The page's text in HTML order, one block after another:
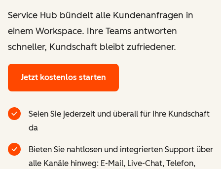
Service Hub bündelt alle Kundenanfragen in
einem Workspace. Ihre Teams antworten
schneller, Kundschaft bleibt zufriedener.
Jetzt kostenlos starten
Seien Sie jederzeit und überall für Ihre Kundschaft
da
Bieten Sie nahtlosen und integrierten Support über
alle Kanäle hinweg: E-Mail, Live-Chat, Telefon,